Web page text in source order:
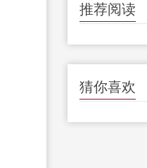
推荐阅读
猜你喜欢